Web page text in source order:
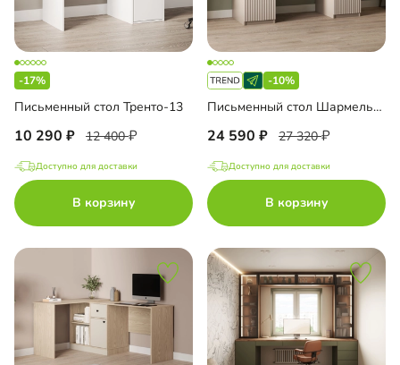
-17%
Письменный стол Тренто-13
10 290 12 400
Доступно для доставки
В корзину
-10%
Письменный стол Шармель-2 Лайф
24 590 27 320
Доступно для доставки
В корзину